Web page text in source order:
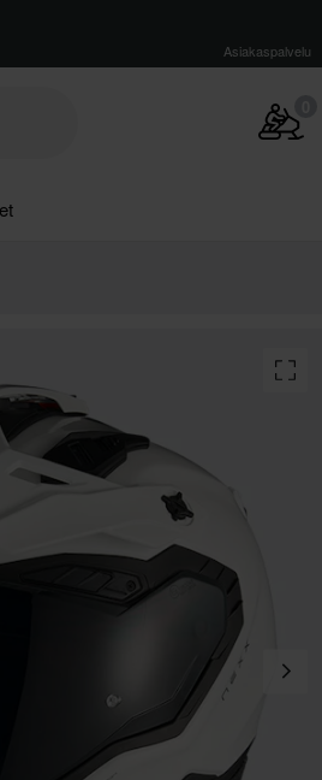
Asiakaspalvelu